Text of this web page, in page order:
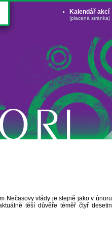
Kalendář akcí
(placená stránka)
Nečasovy vlády je stejně jako v únoru
těší důvěře téměř čtyř desetin